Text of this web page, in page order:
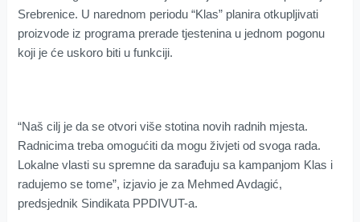
Srebrenice. U narednom periodu “Klas” planira otkupljivati
proizvode iz programa prerade tjestenina u jednom pogonu
koji je će uskoro biti u funkciji.
“Naš cilj je da se otvori više stotina novih radnih mjesta.
Radnicima treba omogućiti da mogu živjeti od svoga rada.
Lokalne vlasti su spremne da sarađuju sa kampanjom Klas i
radujemo se tome”, izjavio je za Mehmed Avdagić,
predsjednik Sindikata PPDIVUT-a.